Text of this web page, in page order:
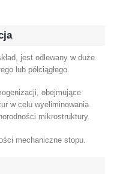
jest odlewany w duże
lub półciągłego.
obejmujące
w celu wyeliminowania
mikrostruktury.
mechaniczne stopu.